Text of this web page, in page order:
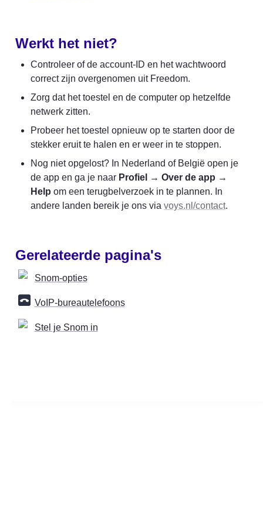
Werkt het niet?
Controleer of de account-ID en het wachtwoord
correct zijn overgenomen uit Freedom.
Zorg dat het toestel en de computer op hetzelfde
netwerk zitten.
Probeer het toestel opnieuw op te starten door de
stekker eruit te halen en er weer in te stoppen.
Nog niet opgelost? In Nederland of België open je
de app en ga je naar Profiel → Over de app
Help om een terugbelverzoek in te plannen. In
andere landen bereik je ons via voys.nl/contact.
Gerelateerde pagina's
Snom-opties
VoIP-bureautelefoons
Stel je Snom in